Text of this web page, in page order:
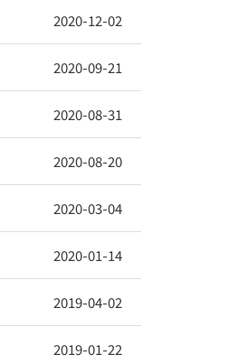
2020-12-02
2020-09-21
2020-08-31
2020-08-20
2020-03-04
2020-01-14
2019-04-02
2019-01-22